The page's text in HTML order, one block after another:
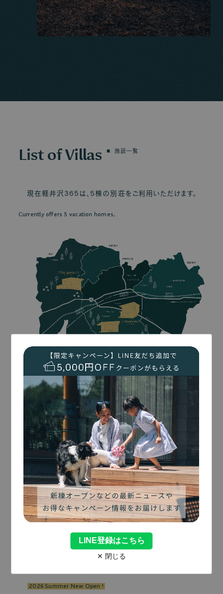
List of Villas 施設一覧
現在軽井沢365は、5棟の別荘をご利用いただけます。
Currently offers 5 vacation homes,
River Side Villa Happudai
リバーサイドヴィラ八風台
川の音に包まれる、
森のプライベートステイ。
広さ：170㎡ 敷地：830㎡
宿泊人数：1-12名
川沿いのサウナ＆水風呂
リバービュー
ドッグガーデン
森の中の別荘地
or e
Reserve
2026 Summer New Open !
LINE登録はこちら
✕ 閉じる